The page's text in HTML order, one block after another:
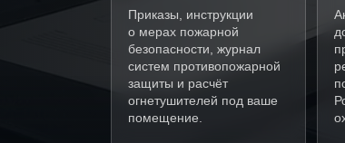
Приказы, инструкции
о мерах пожарной
безопасности, журнал
систем противопожарной
защиты и расчёт
огнетушителей под ваше
помещение.